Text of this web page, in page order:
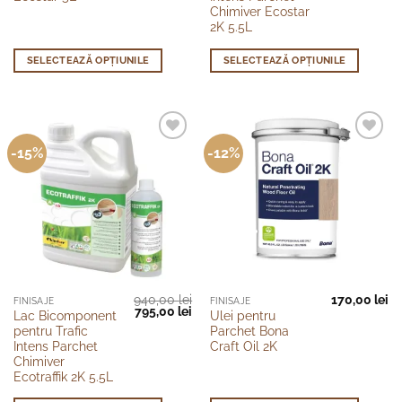
SELECTEAZĂ OPȚIUNILE
variații.
Opțiunile
în
pagina
produsului.
Chimiver Ecostar
2K 5.5L
SELECTEAZĂ OPȚIUNILE
mai
multe
variații.
Opțiunile
în
pagina
produsului.
-15%
FINISAJE
Lac Bicomponent
pentru Trafic
Intens Parchet
Chimiver
Ecotraffik 2K 5.5L
940,00lei
Prețul
inițial
795,00lei Prețul
curent
este:
795,00 lei.
Acest
produs
are
mai
multe
variații.
-12%
FINISAJE
Ulei pentru
Parchet Bona
Craft Oil 2K
170,00lei
Acest
produs
are
variații.